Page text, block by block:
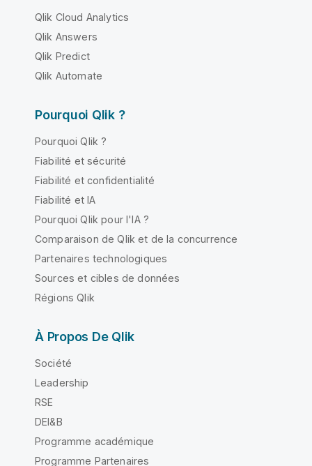
Qlik Cloud Analytics
Qlik Answers
Qlik Predict
Qlik Automate
Pourquoi Qlik ?
Pourquoi Qlik ?
Fiabilité et sécurité
Fiabilité et confidentialité
Fiabilité et IA
Pourquoi Qlik pour l'IA ?
Comparaison de Qlik et de la concurrence
Partenaires technologiques
Sources et cibles de données
Régions Qlik
À Propos De Qlik
Société
Leadership
RSE
DEI&B
Programme académique
Programme Partenaires